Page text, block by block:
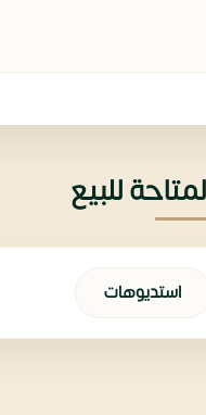
للبيع
استديوهات